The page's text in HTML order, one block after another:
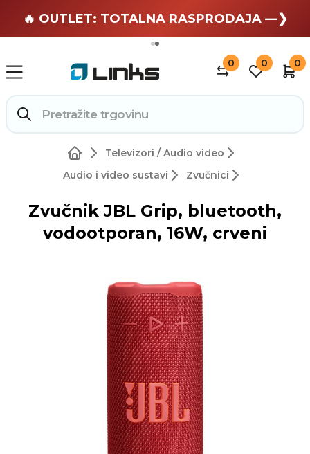
🏄 Zaslužuješ odmor —❯
🔥 OUTLET: TOTALNA RASPRODAJA —❯
0 0 0
Televizori / Audio video
Audio i video sustavi
Zvučnici
Zvučnik JBL Grip, bluetooth,
vodootporan, 16W, crveni